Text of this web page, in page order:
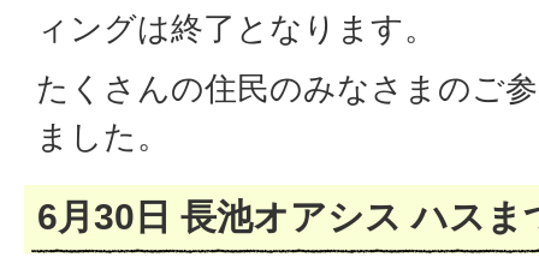
ィングは終了となります。
たくさんの住民のみなさまのご
ました。
6月30日 長池オアシス ハスま